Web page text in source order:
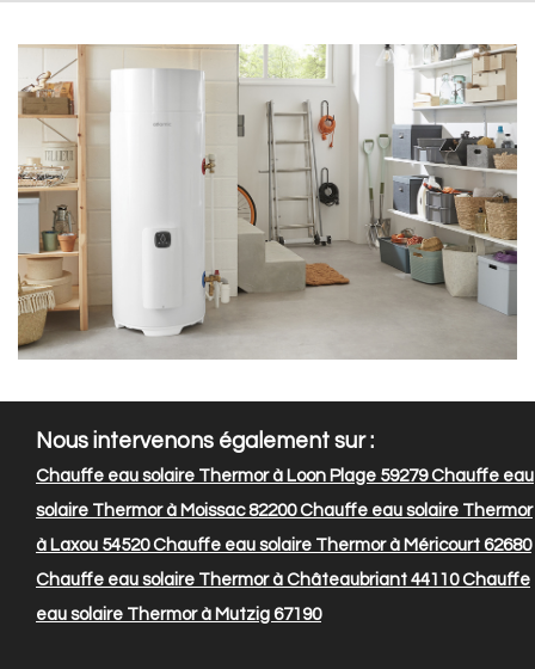
Nous intervenons également sur :
Chauffe eau solaire Thermor à Loon Plage 59279Chauffe eau
solaire Thermor à Moissac 82200Chauffe eau solaire Thermor
à Laxou 54520Chauffe eau solaire Thermor à Méricourt 62680
Chauffe eau solaire Thermor à Châteaubriant 44110Chauffe
eau solaire Thermor à Mutzig 67190